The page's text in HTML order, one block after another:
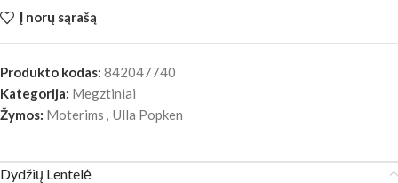
Į norų sąrašą
Produkto kodas: 842047740
Kategorija: Megztiniai
Žymos: Moterims Ulla Popken
Dydžių Lentelė